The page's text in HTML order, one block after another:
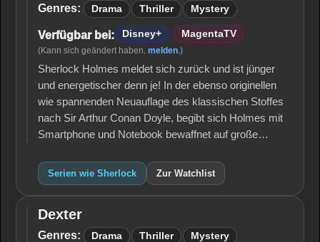
Genres: Drama Thriller Mystery
Verfügbar bei: Disney+ MagentaTV
(Kann sich geändert haben. melden.)
Sherlock Holmes meldet sich zurück und ist jünger
und energetischer denn je! In der ebenso originellen
wie spannenden Neuauflage des klassischen Stoffes
nach Sir Arthur Conan Doyle, begibt sich Holmes mit
Smartphone und Notebook bewaffnet auf große…
Serien wie Sherlock Zur Watchlist
Dexter
Dexter
Genres: Drama Thriller Mystery